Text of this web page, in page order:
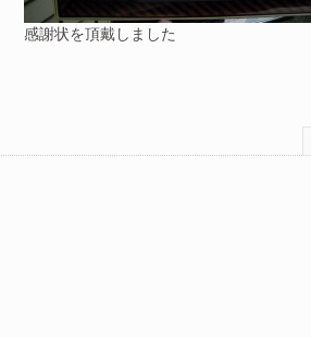
感謝状を頂戴しました